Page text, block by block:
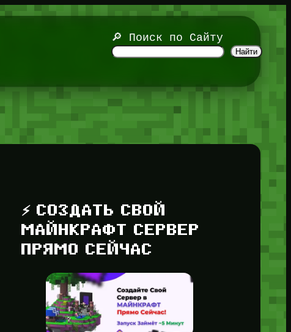
🔎 Поиск по Сайту
Найти
⚡ СОЗДАТЬ СВОЙ
МАЙНКРАФТ СЕРВЕР
ПРЯМО СЕЙЧАС